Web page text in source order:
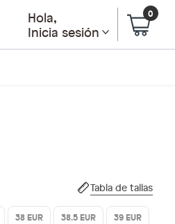
Hola,
Inicia sesión
0
Tabla de tallas
38 EUR 38.5 EUR
39 EUR